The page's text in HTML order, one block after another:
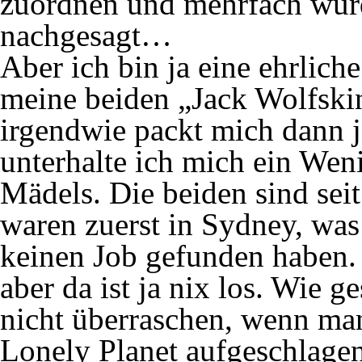
nachgesagt…
Aber ich bin ja eine
meine beiden „Jack
irgendwie packt mich dann
unterhalte ich mich ein
Mädels. Die beiden sind
waren zuerst in Sydney,
keinen Job gefunden
aber da ist ja nix los. Wie
nicht überraschen, wenn
Lonely Planet